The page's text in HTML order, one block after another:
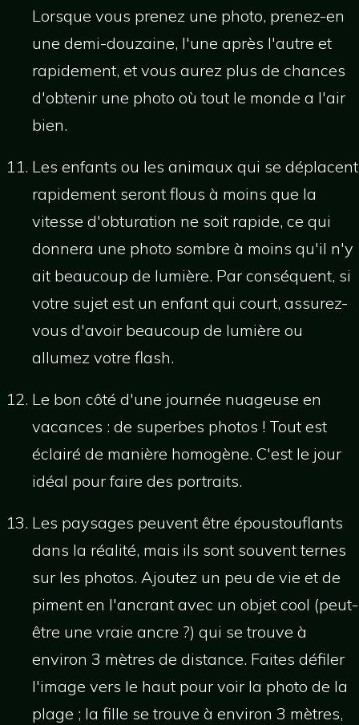
Lorsque vous prenez une photo, prenez-en
une demi-douzaine, l'une après l'autre et
rapidement, et vous aurez plus de chances
d'obtenir une photo où tout le monde a l'air
bien.
Les enfants ou les animaux qui se déplacent
rapidement seront flous à moins que la
vitesse d'obturation ne soit rapide, ce qui
donnera une photo sombre à moins qu'il n'y
ait beaucoup de lumière. Par conséquent, si
votre sujet est un enfant qui court, assurez-
vous d'avoir beaucoup de lumière ou
allumez votre flash.
Le bon côté d'une journée nuageuse en
vacances : de superbes photos ! Tout est
éclairé de manière homogène. C'est le jour
idéal pour faire des portraits.
Les paysages peuvent être époustouflants
dans la réalité, mais ils sont souvent ternes
sur les photos. Ajoutez un peu de vie et de
piment en l'ancrant avec un objet cool (peut-
être une vraie ancre ?) qui se trouve à
environ 3 mètres de distance. Faites défiler
l'image vers le haut pour voir la photo de la
plage ; la fille se trouve à environ 3 mètres,